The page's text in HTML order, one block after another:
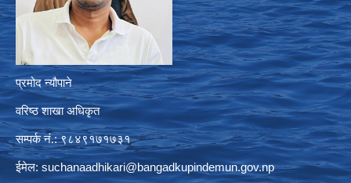
प्रमोद न्यौपाने
वरिष्ठ शाखा अधिकृत
सम्पर्क नं.: ९८४९१७१७३१
ईमेल: suchanaadhikari@bangadkupindemun.gov.np